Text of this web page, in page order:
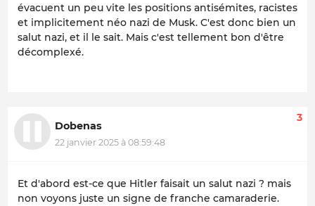
évacuent un peu vite les positions antisémites, racistes
et implicitement néo nazi de Musk. C'est donc bien un
salut nazi, et il le sait. Mais c'est tellement bon d'être
décomplexé.
Dobenas
22 janvier 2025 à 08:59:48
3
Et d'abord est-ce que Hitler faisait un salut nazi ? mais
non voyons juste un signe de franche camaraderie.